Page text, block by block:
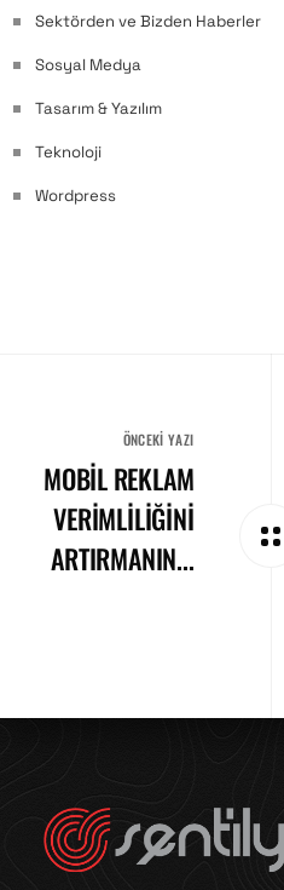
Sektörden ve Bizden Haberler
Sosyal Medya
Tasarım & Yazılım
Teknoloji
Wordpress
ÖNCEKI YAZI
MOBIL REKLAM
VERIMLILIĞINI
ARTIRMANIN...